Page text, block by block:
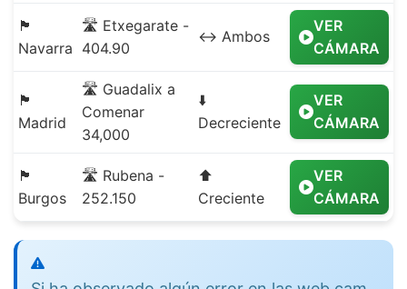
🏴
Navarra
🛣️ Etxegarate -
404.90
↔️ Ambos
VER
CÁMARA
🏴
Madrid
🛣️ Guadalix a
Comenar
34,000
⬇️
Decreciente
VER
CÁMARA
🏴
Burgos
🛣️ Rubena -
252.150
⬆️
Creciente
VER
CÁMARA